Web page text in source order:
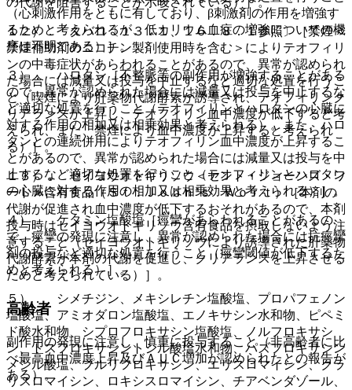
１２）． タバコ〔１３．１、１６．８．１参照〕［禁煙＜
禁煙補助剤のニコチン製剤使用時を含む＞によりテオフィリ
ンの中毒症状があらわれることがあるので、異常が認められ
た場合には減量又は投与を中止するなど適切な処置を行うこ
と（喫煙により肝薬物代謝酵素が誘導され、テオフィリンク
リアランスが上昇し、テオフィリン血中濃度が低下すると考
えられ、また、禁煙により血中濃度が上昇すると考えられ
る）］。
１３）． セイヨウオトギリソウ＜セント・ジョーンズ・ワ
ート＞含有食品（Ｓｔ．Ｊｏｈｎ’ｓ Ｗｏｒｔ）［本剤の
代謝が促進され血中濃度が低下するおそれがあるので、本剤
投与時はセイヨウオトギリソウ含有食品を摂取しないよう注
意すること（セイヨウオトギリソウにより誘導された肝薬物
代謝酵素が本剤の代謝を促進し、クリアランスを上昇させる
ためと考えられている）］。
高齢者
副作用の発現に注意し、慎重に投与すること（非高齢者に比
べ最高血中濃度上昇及びＡＵＣ増加が認められたとの報告が
ある）。
（心刺激作用をともに有しており、β刺激剤の作用を増強す
るためと考えられるが、低カリウム血症の増強についての機
序は不明である）］。
３）． ハロタン［不整脈等の副作用が増強することがある
ので、異常が認められた場合には減量又は投与を中止するな
ど適切な処置を行うこと（テオフィリンとハロタンの心臓に
対する作用の相加又は相乗効果と考えられる）。また、ハロ
タンとの連続併用によりテオフィリン血中濃度が上昇するこ
とがあるので、異常が認められた場合には減量又は投与を中
止するなど適切な処置を行うこと（テオフィリンとハロタン
の心臓に対する作用の相加又は相乗効果と考えられる）］。
４）． ケタミン塩酸塩［痙攣があらわれることがあるの
で、痙攣の発現に注意し、異常が認められた場合には抗痙攣
剤の投与など適切な処置を行うこと（痙攣閾値が低下するた
めと考えられる）］。
５）． シメチジン、メキシレチン塩酸塩、プロパフェノン
塩酸塩、アミオダロン塩酸塩、エノキサシン水和物、ピペミ
ド酸水和物、シプロフロキサシン塩酸塩、ノルフロキサシ
ン、トスフロキサシントシル酸塩水和物、パズフロキサシン
メシル酸塩、プルリフロキサシン、エリスロマイシン、クラ
リスロマイシン、ロキシスロマイシン、チアベンダゾール、